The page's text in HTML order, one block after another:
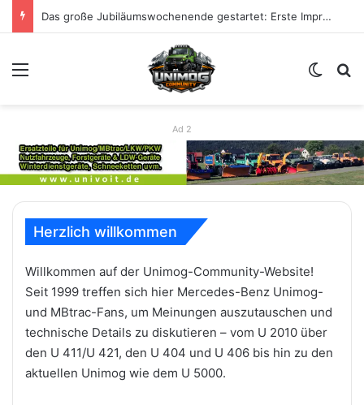
Das große Jubiläumswochenende gestartet: Erste Impressionen zu 80 Jahre Unimog
Skin
Ad 2
Herzlich willkommen
Willkommen auf der Unimog-Community-Website!
Seit 1999 treffen sich hier Mercedes-Benz Unimog-
und MBtrac-Fans, um Meinungen auszutauschen und
technische Details zu diskutieren – vom U 2010 über
den U 411/U 421, den U 404 und U 406 bis hin zu den
aktuellen Unimog wie dem U 5000.